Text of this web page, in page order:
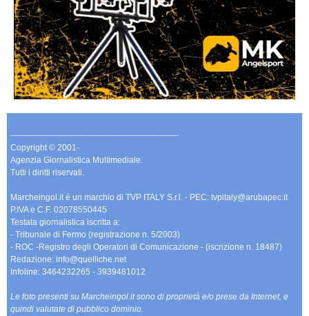
-------------------------------------------------------------
Copyright © 2001-
Agenzia Giornalistica Multimediale.
Tutti i diritti riservati.
Marcheingol.it è un marchio di TVP ITALY S.r.l. - PEC: tvpitaly@arubapec.it
P.IVA e C.F. 02078550445
Testata giornalistica iscritta a:
- Tribunale di Fermo (registrazione n. 5/2003)
- ROC -Registro degli Operatori di Comunicazione - (iscrizione n. 18487)
Redazione: info@quelliche.net
Infoline: 3464232265 - 3939481012
Le foto presenti su Marcheingol.it sono di proprietà e/o prese da Internet, e
quindi valutate di pubblico dominio.